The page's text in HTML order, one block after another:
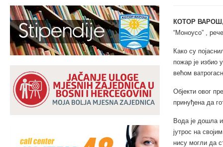
КОТОР
“Моноусо” ,
Како су
пожар је избио
већом
Објекти овог
принуђена да
Вода је дошла
јутрос на
нису могли да